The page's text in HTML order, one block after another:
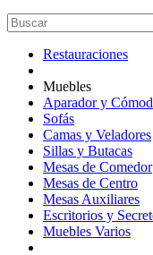
Restauraciones
Muebles
Aparador y
Sofás
Camas y Veladores
Sillas y Butacas
Mesas de Comedor
Mesas de Centro
Mesas Auxiliares
Escritorios y
Muebles Varios